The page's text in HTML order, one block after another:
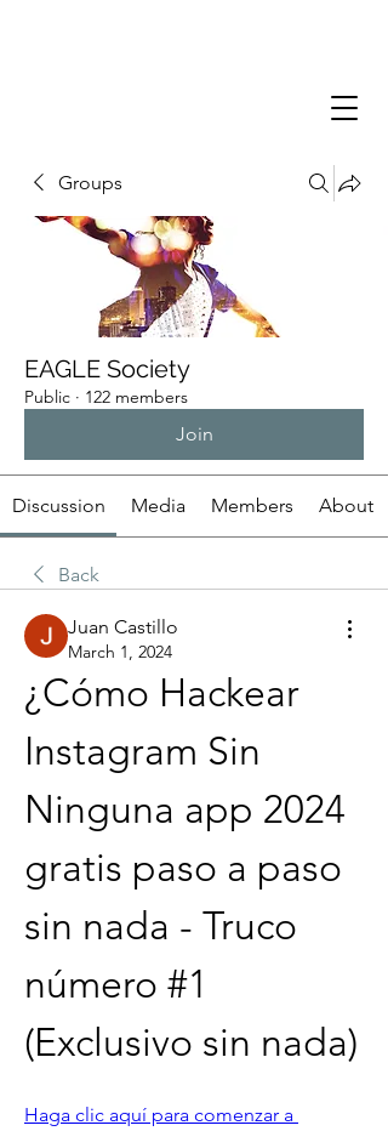
Groups
EAGLE Society
Public · 122 members
Join
Discussion Media Members About
Back
Juan Castillo
March 1, 2024
¿Cómo Hackear
Instagram Sin
Ninguna app 2024
gratis paso a paso
sin nada - Truco
número #1
(Exclusivo sin nada)
Haga clic aquí para comenzar a